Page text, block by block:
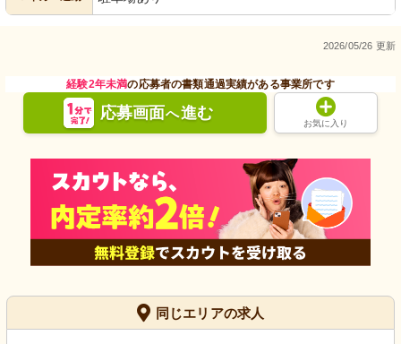
2026/05/26 更新
経験2年未満の応募者の書類通過実績がある事業所です
応募画面へ進む
お気に入り
同じエリアの求人